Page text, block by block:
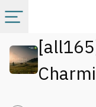
Categorie
[all165